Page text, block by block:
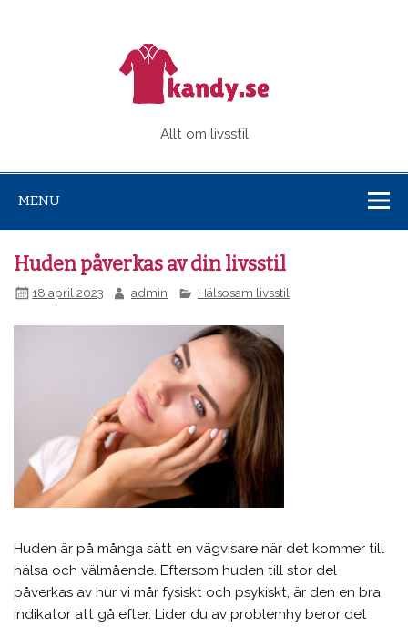
Allt om livsstil
MENU
Huden påverkas av din livsstil
18 april 2023 admin Hälsosam livsstil
Huden är på många sätt en vägvisare när det kommer till
hälsa och välmående. Eftersom huden till stor del
påverkas av hur vi mår fysiskt och psykiskt, är den en bra
indikator att gå efter. Lider du av problemhy beror det